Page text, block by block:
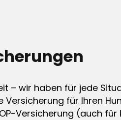
– wir haben für jede
Versicherung für Ihren
Versicherung (auch für